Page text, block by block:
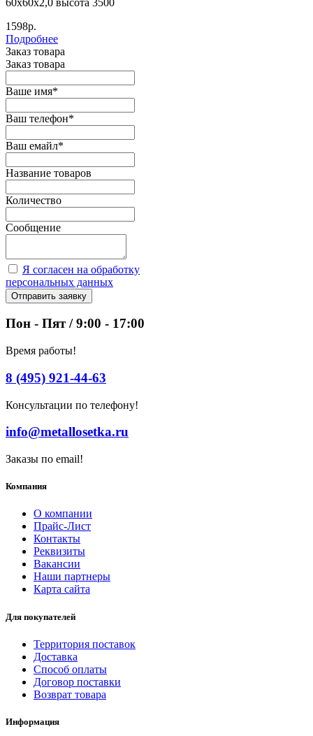
1598р.
Подробнее
Заказ товара
Заказ товара
Ваше имя*
Ваш телефон*
Ваш емайл*
Название товаров
Количество
Сообщение
Я согласен на обработку
персональных данных
Отправить заявку
Пон - Пят / 9:00 - 17:00
Время работы!
8 (495) 921-44-63
Консультации по телефону!
info@metallosetka.ru
Заказы по email!
Компания
О компании
Прайс-Лист
Контакты
Реквизиты
Вакансии
Наши партнеры
Карта сайта
Для покупателей
Территория поставок
Доставка
Способ оплаты
Договор поставки
Возврат товара
Информация